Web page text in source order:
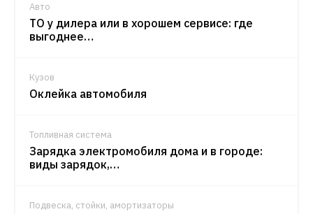
Авто
ТО у дилера или в хорошем сервисе: где
выгоднее…
Кузов
Оклейка автомобиля
Топливная система
Зарядка электромобиля дома и в городе:
виды зарядок,…
Подвеска, стойки, амортизаторы